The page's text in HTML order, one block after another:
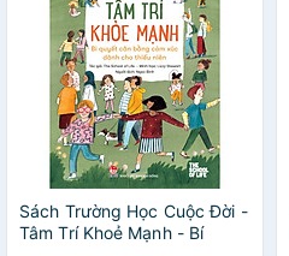
Sách Trường Học Cuộc Đời -
Tâm Trí Khoẻ Mạnh - Bí